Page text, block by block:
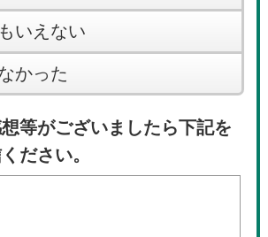
いえない
かった
等がございましたら下記を
ださい。